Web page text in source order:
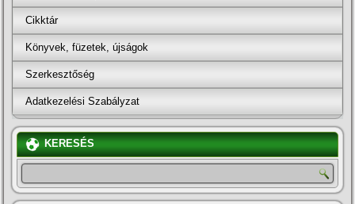
Cikktár
Könyvek, füzetek, újságok
Szerkesztőség
Adatkezelési Szabályzat
KERESÉS